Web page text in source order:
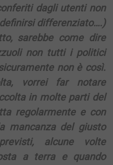
dagli utenti non
differenziato….)
sarebbe come dire
non tutti i politici
non è così.
vorrei far notare
in molte parti del
regolarmente e con
mancanza del giusto
alcune volte
a terra e quando